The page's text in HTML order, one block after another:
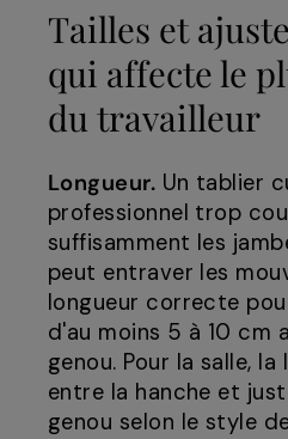
Tailles et
qui affecte le
du travailleur
Longueur. Un tablier
professionnel trop
suffisamment les
peut entraver les
longueur correcte
d'au moins 5 à 10 cm
genou. Pour la salle,
entre la hanche et
genou selon le style